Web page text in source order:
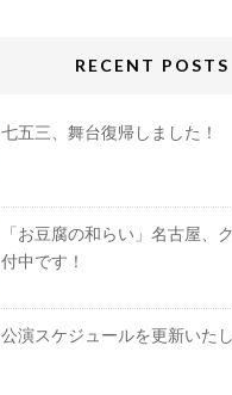
RECENT POSTS
七五三、舞台復帰しました！
「お豆腐の和らい」名古屋、
付中です！
公演スケジュールを更新いたし